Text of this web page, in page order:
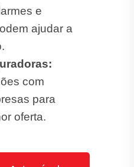
e
ajudar a
com
para
oferta.